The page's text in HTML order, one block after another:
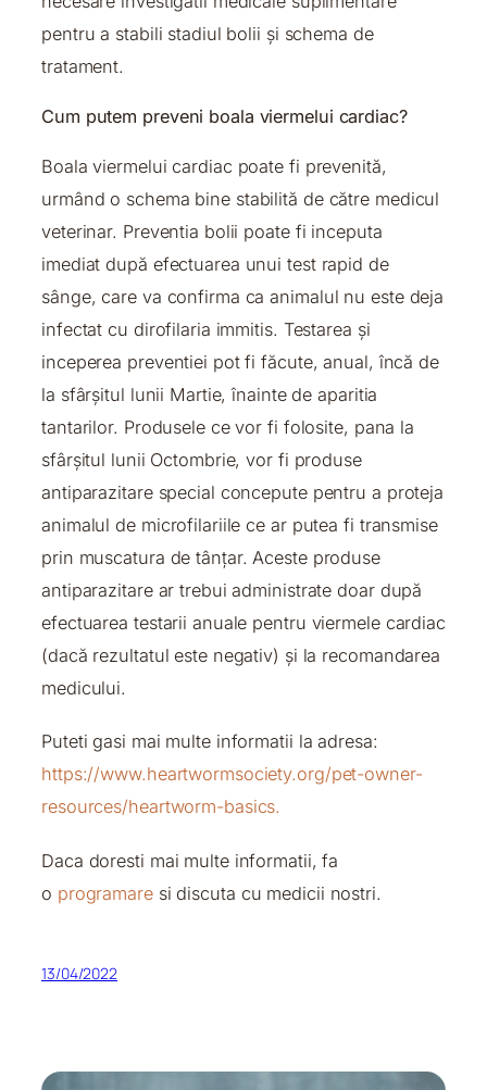
pentru a stabili stadiul bolii și schema de
tratament.
Cum putem preveni boala viermelui cardiac?
Boala viermelui cardiac poate fi prevenită,
urmând o schema bine stabilită de către medicul
veterinar. Preventia bolii poate fi inceputa
imediat după efectuarea unui test rapid de
sânge, care va confirma ca animalul nu este deja
infectat cu dirofilaria immitis. Testarea și
inceperea preventiei pot fi făcute, anual, încă de
la sfârșitul lunii Martie, înainte de aparitia
tantarilor. Produsele ce vor fi folosite, pana la
sfârșitul lunii Octombrie, vor fi produse
antiparazitare special concepute pentru a proteja
animalul de microfilariile ce ar putea fi transmise
prin muscatura de tânțar. Aceste produse
antiparazitare ar trebui administrate doar după
efectuarea testarii anuale pentru viermele cardiac
(dacă rezultatul este negativ) și la recomandarea
medicului.
Puteti gasi mai multe informatii la adresa:
https://www.heartwormsociety.org/pet-owner-
resources/heartworm-basics.
Daca doresti mai multe informatii, fa
o programaresi discuta cu medicii nostri.
13/04/2022